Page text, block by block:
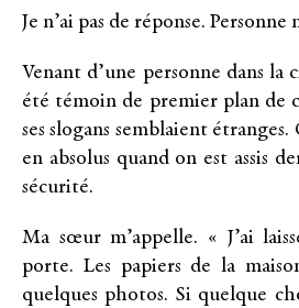
Je n’ai pas de réponse. Personne
Venant d’une personne dans la
été témoin de premier plan de
ses slogans semblaient
en absolus quand on est assis
sécurité.
Ma sœur m’appelle. « J’ai
porte. Les papiers de la
quelques photos. Si quelque